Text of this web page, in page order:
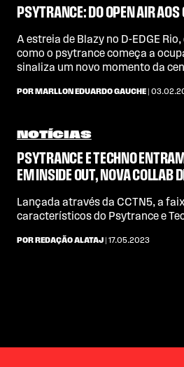
PSYTRANCE: DO OPEN AIR AOS
A estreia de Blazy no D-EDGE
como o psytrance começa a
sinaliza um novo momento da
POR MARLLON EDUARDO GAUCHE |
NOTÍCIAS
PSYTRANCE E TECHNO
EM INSIDE OUT, NOVA COLLAB
Lançada através da CCTN5, a
característicos do Psytrance e
POR REDAÇÃO ALATAJ | 17.05.2023